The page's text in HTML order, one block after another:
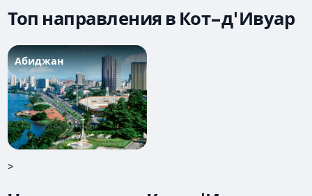
Топ направления в Кот-д'Ивуар
Абиджан
>